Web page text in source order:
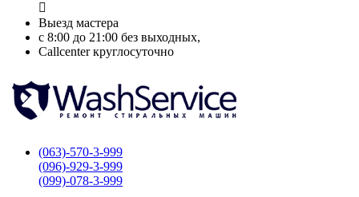

Выезд мастера
с 8:00 до 21:00 без выходных,
Callcenter круглосуточно
(063)-570-3-999
(096)-929-3-999
(099)-078-3-999